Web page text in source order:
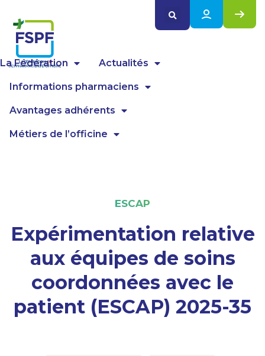
La Fédération Actualités
Informations pharmaciens
Avantages adhérents
Métiers de l’officine
ESCAP
Expérimentation relative
aux équipes de soins
coordonnées avec le
patient (ESCAP) 2025-35